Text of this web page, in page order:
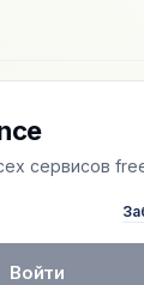
сервисов
Войти